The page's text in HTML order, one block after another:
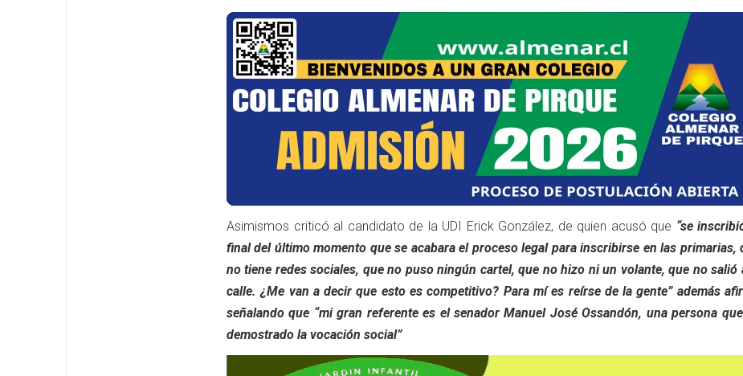
Asimismos criticó al candidato de la UDI Erick González, de quien acusó que “se
final del último momento que se acabara el proceso legal para inscribirse en las primarias,
no tiene redes sociales, que no puso ningún cartel, que no hizo ni un volante, que no salió
calle. ¿Me van a decir que esto es competitivo? Para mí es reírse de la gente” además
señalando que “mi gran referente es el senador Manuel José Ossandón, una persona
demostrado la vocación social”